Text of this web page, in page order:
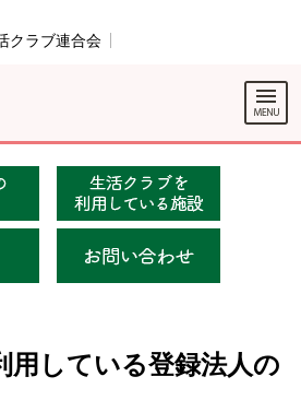
クラブ連合会
用している登録法人の